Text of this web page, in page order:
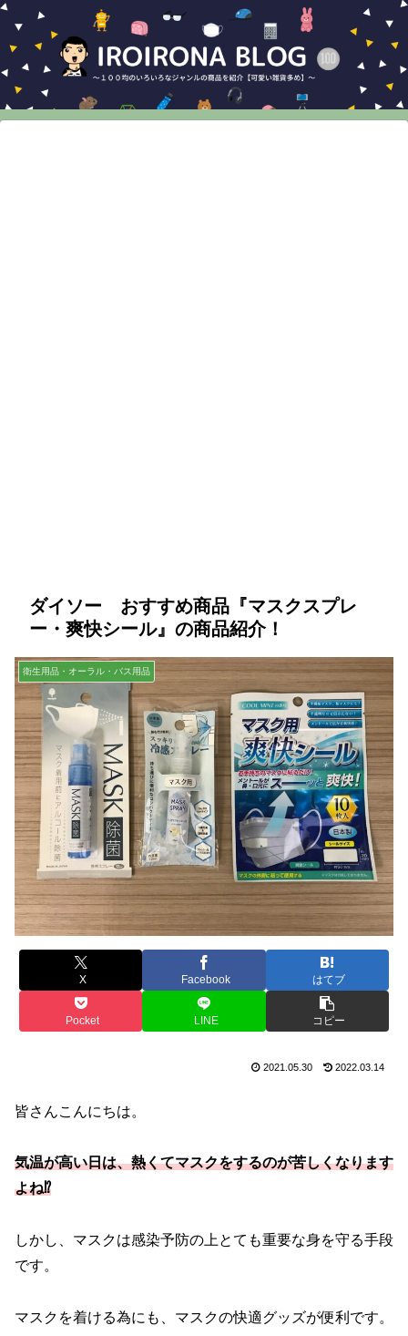
ダイソー おすすめ商品『マスクスプレ
ー・爽快シール』の商品紹介！
衛生用品・オーラル・バス用品
X Facebook はてブ
Pocket LINE コピー
2021.05.30 2022.03.14
皆さんこんにちは。
気温が高い日は、熱くてマスクをするのが苦しくなります
よね⁉
しかし、マスクは感染予防の上とても重要な身を守る手段
です。
マスクを着ける為にも、マスクの快適グッズが便利です。